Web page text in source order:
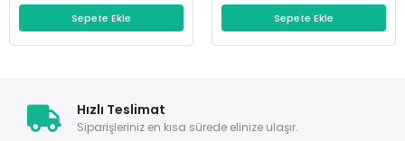
Sepete Ekle Sepete Ekle
Hızlı Teslimat
Siparişleriniz en kısa sürede elinize ulaşır.